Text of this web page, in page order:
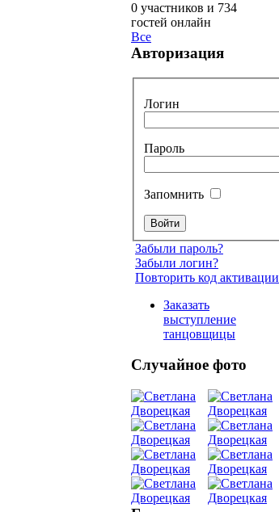
0 участников и 734
гостей онлайн
Все
Авторизация
Логин
Пароль
Запомнить
Забыли пароль?
Забыли логин?
Повторить код активации
Заказать
выступление
танцовщицы
Случайное фото